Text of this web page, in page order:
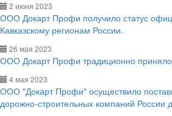
2 июня 2023
ООО Докарт Профи получило статус
Кавказскому регионам России.
26 мая 2023
ООО Докарт Профи традиционно приняло
4 мая 2023
ООО "Докарт Профи" осуществило
дорожно-строительных компаний